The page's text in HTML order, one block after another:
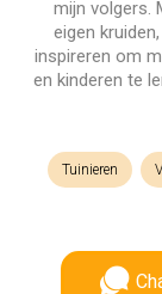
mijn volgers.
eigen
inspireren om
en kinderen te
Tuinieren